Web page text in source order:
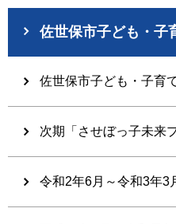
佐世保市子ども・子
佐世保市子ども・子育
次期「させぼっ子未来
令和2年6月～令和3年3